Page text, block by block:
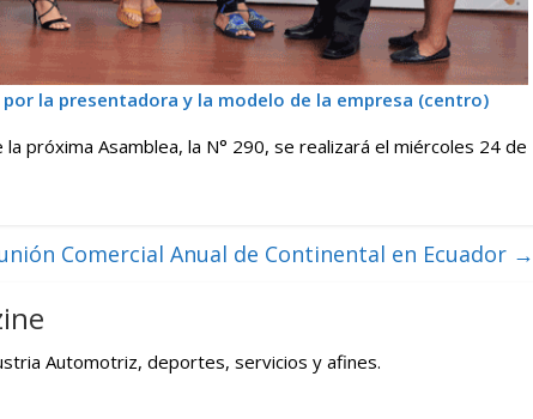
la presentadora y la modelo de la empresa (centro)
próxima Asamblea, la N° 290, se realizará el miércoles 24 de
Comercial Anual de Continental en Ecuador →
Automotriz, deportes, servicios y afines.